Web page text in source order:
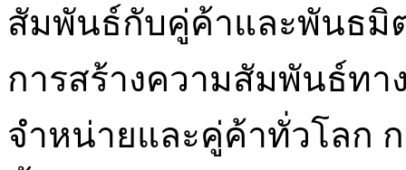
สัมพันธ์กับคู่ค้าและพันธมิ
การสร้างความสัมพันธ์ท
จำหน่ายและคู่ค้าทั่วโลก